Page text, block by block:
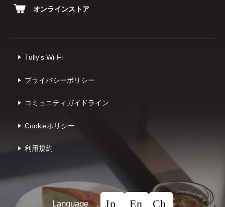
オンラインストア
Tully's Wi-Fi
プライバシーポリシー
コミュニティガイドライン
Cookieポリシー
利⽤規約
Language